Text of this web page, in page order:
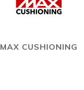
MAX CUSHIONING